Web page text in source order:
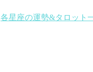
各星座の運勢&タロット